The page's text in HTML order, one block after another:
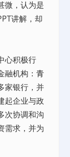
微，认为是
讲解，却
心积极行
融机构：青
家银行，并
起企业与政
次协调和沟
需求，并为